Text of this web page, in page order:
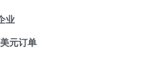
业
元订单